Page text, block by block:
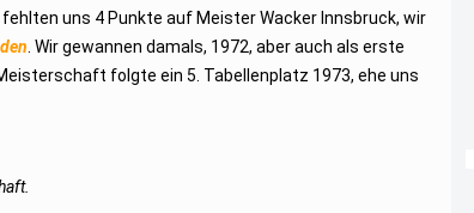
uns 4 Punkte auf Meister Wacker Innsbruck, wir
. Wir gewannen damals, 1972, aber auch als erste
folgte ein 5. Tabellenplatz 1973, ehe uns